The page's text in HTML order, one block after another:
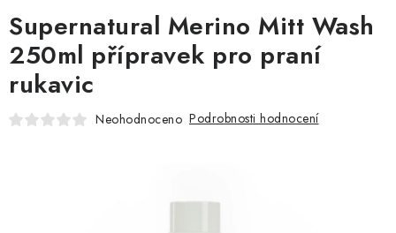
NOVINKY
EXTERIÉR
INTERIÉR
DÁRKOVÉ SADY A POUKAZY
Supernatural Merino Mitt Wash
250ml přípravek pro praní
rukavic
Neohodnoceno Podrobnosti hodnocení